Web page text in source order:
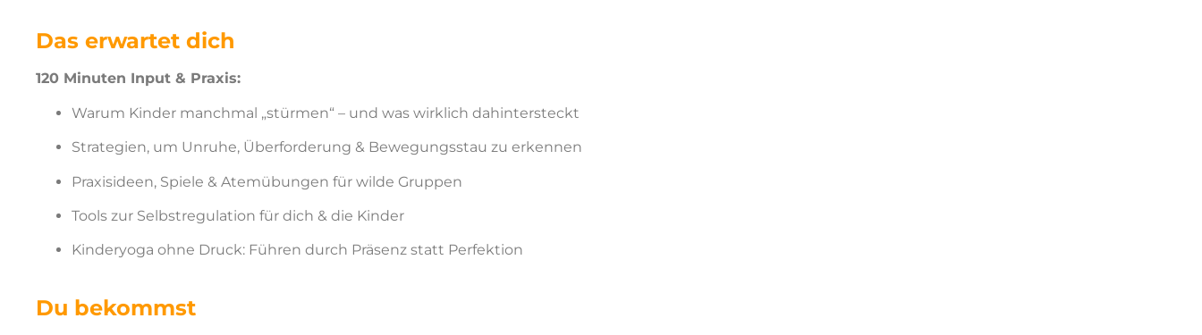
Das erwartet dich
120 Minuten Input & Praxis:
Warum Kinder manchmal „stürmen“ – und was wirklich dahintersteckt
Strategien, um Unruhe, Überforderung & Bewegungsstau zu erkennen
Praxisideen, Spiele & Atemübungen für wilde Gruppen
Tools zur Selbstregulation für dich & die Kinder
Kinderyoga ohne Druck: Führen durch Präsenz statt Perfektion
Du bekommst